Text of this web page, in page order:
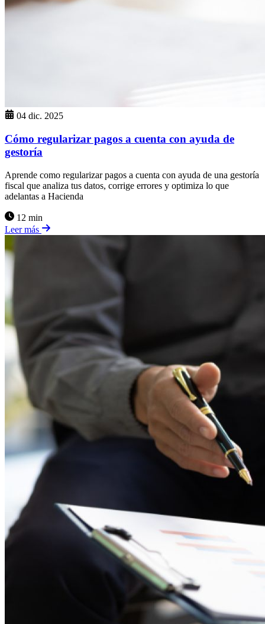
04 dic. 2025
Cómo regularizar pagos a cuenta con ayuda de
gestoría
Aprende como regularizar pagos a cuenta con ayuda de una gestoría
fiscal que analiza tus datos, corrige errores y optimiza lo que
adelantas a Hacienda
12 min
Leer más